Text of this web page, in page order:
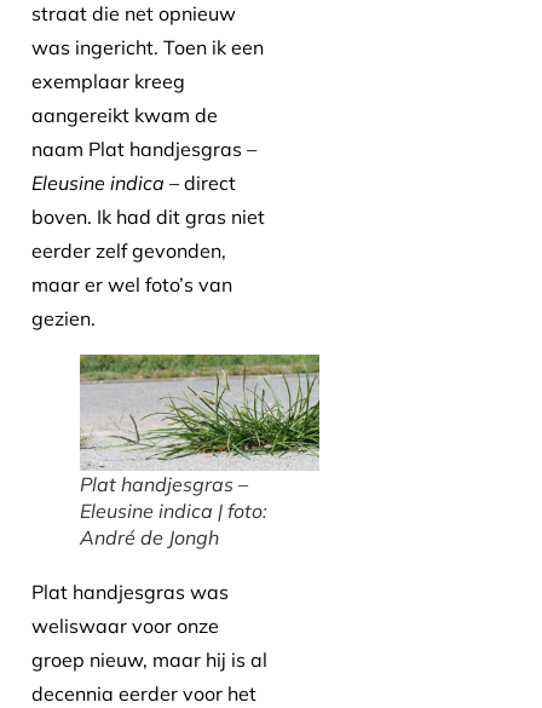
straat die net opnieuw
was ingericht. Toen ik een
exemplaar kreeg
aangereikt kwam de
naam Plat handjesgras –
Eleusine indica –direct
boven. Ik had dit gras niet
eerder zelf gevonden,
maar er wel foto’s van
gezien.
Plat handjesgras –
Eleusine indica | foto:
André de Jongh
Plat handjesgras was
weliswaar voor onze
groep nieuw, maar hij is al
decennia eerder voor het